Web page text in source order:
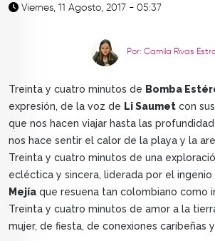
Viernes, 11 Agosto, 2017 - 05:37
Por: Camila Rivas
Treinta y cuatro minutos de Bomba
expresión, de la voz de Li Saumet con
que nos hacen viajar hasta las
nos hace sentir el calor de la playa y la
Treinta y cuatro minutos de una
ecléctica y sincera, liderada por el ingenio
Mejía que resuena tan colombiano como
Treinta y cuatro minutos de amor a la
mujer, de fiesta, de conexiones caribeñas